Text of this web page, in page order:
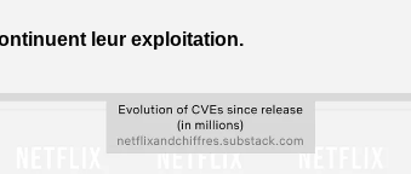
leur exploitation.